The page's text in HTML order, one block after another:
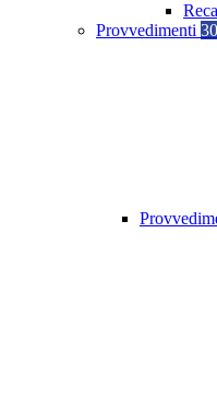
Provvedimenti 30